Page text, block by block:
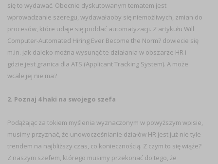
się to wydawać. Obecnie dyskutowanym tematem jest
wprowadzanie szeregu, wydawałaoby się niemożliwych, zmian do
procesów, które udaje się poddać automatyzacji. Z artykułu Will
Computer-Automated Hiring Ever Become the Norm? dowiecie się
m.in. jak daleko można wysunąć te działania w obszarze HR i
gdzie jest granica dla ATS (Applicant Tracking System). A może
wcale jej nie ma?
2. Poznaj 4 haki na swojego szefa
Podążając za tokiem myślenia wyznaczonym w powyższym wpisie,
musimy przyznać, że unowocześnianie działów HR jest już nie tyle
trendem na najbliższy czas, co koniecznością. Z czym to się wiąże?
Z naszym szefem, którego musimy przekonać do tego, że